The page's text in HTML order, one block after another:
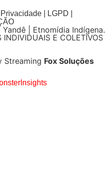
| LGPD |
| Etnomídia Indígena.
E COLETIVOS
Streaming Fox Soluções